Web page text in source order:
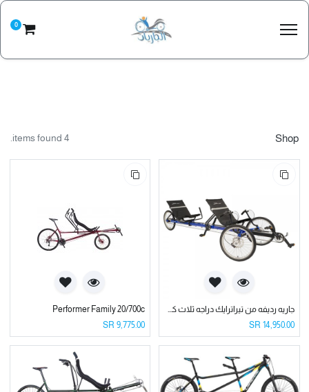
0
Shop
4 items found.
جاريه رديفه من تيراترايك دراجه ثلاث كفرات Terratrike Rover i8 Tandem
14,950.00
Performer Family 20/700c
9,775.00